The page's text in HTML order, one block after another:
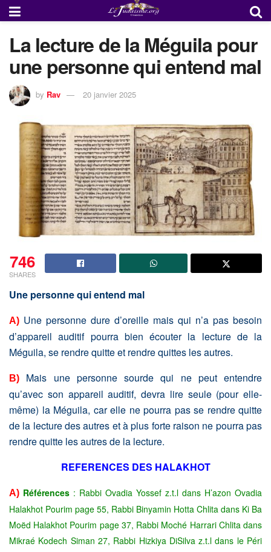
La lecture de la Méguila pour
une personne qui entend mal
by Rav 20 janvier 2025
746
SHARES
Une personne qui entend mal
A) Une personne dure d’oreille mais qui n’a pas besoin
d’appareil auditif pourra bien écouter la lecture de la
Méguila, se rendre quitte et rendre quittes les autres.
B)
Mais une personne sourde qui ne peut entendre
qu’avec son appareil auditif, devra lire seule (pour elle-
même) la Méguila, car elle ne pourra pas se rendre quitte
de la lecture des autres et à plus forte raison ne pourra pas
rendre quitte les autres de la lecture.
REFERENCES DES HALAKHOT
A) Références : Rabbi Ovadia Yossef z.t.l dans H’azon Ovadia
Halakhot Pourim page 55, Rabbi Binyamin Hotta Chlita dans Ki Ba
Moëd Halakhot Pourim page 37, Rabbi Moché Harrari Chlita dans
Mikraé Kodech Siman 27, Rabbi Hizkiya DiSilva z.t.l dans le Péri